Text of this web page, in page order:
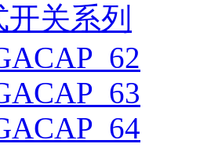
开关系列